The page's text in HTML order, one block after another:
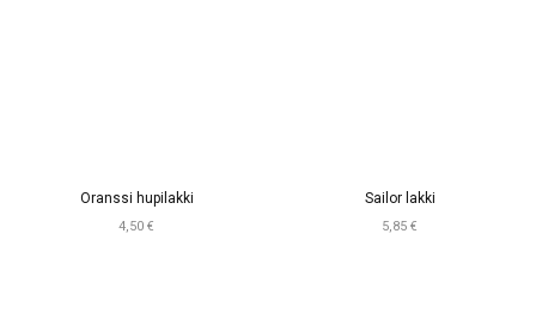
Oranssi hupilakki
4,50 €
Sailor lakki
5,85 €